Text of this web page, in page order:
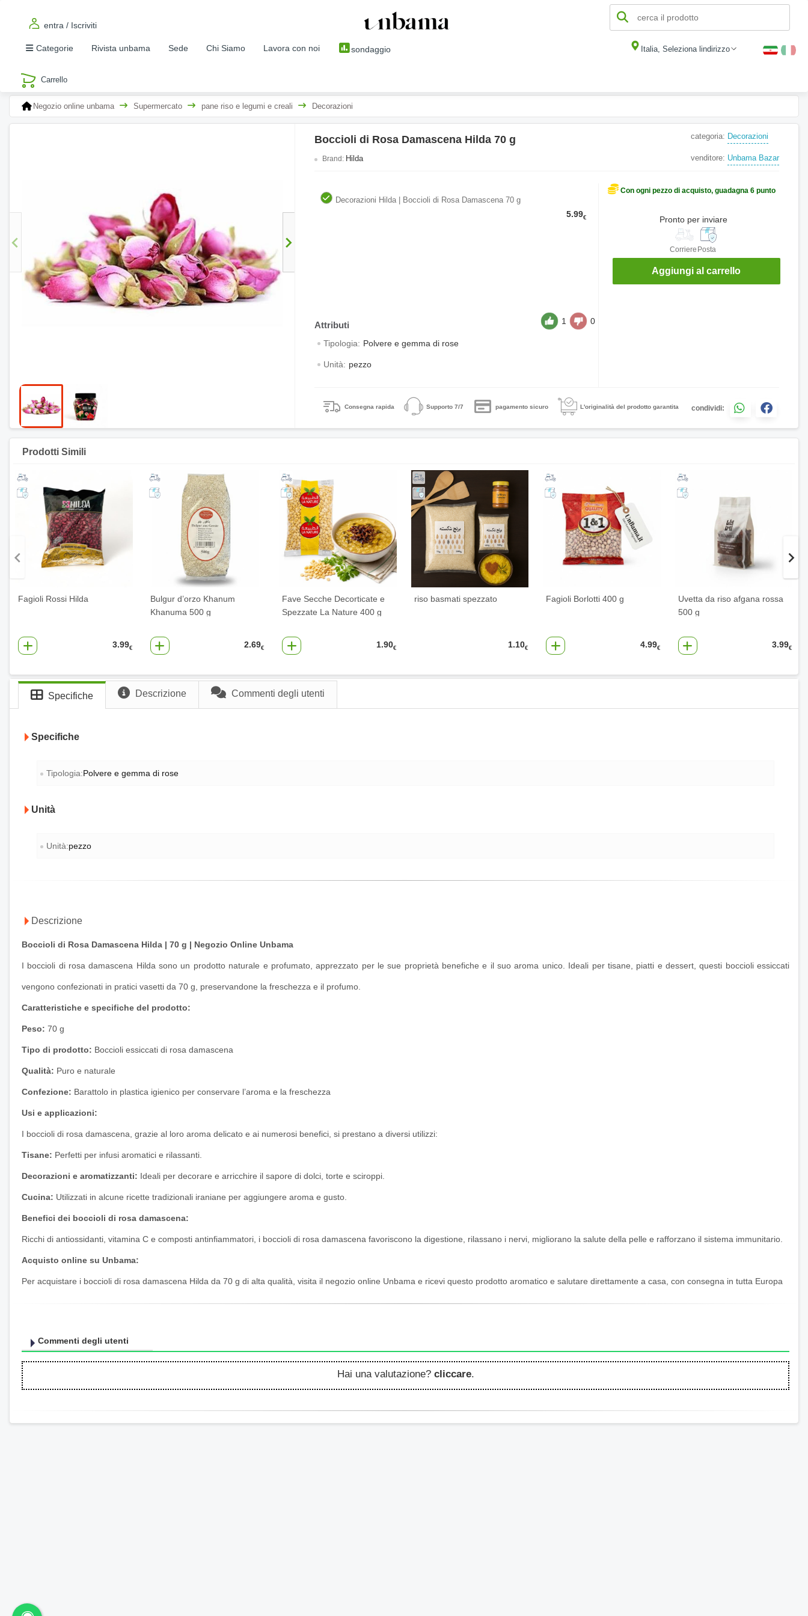
entra / Iscriviti
Categorie Rivista unbama Sede Chi Siamo Lavora con noi sondaggio Italia, Seleziona lindirizzo
Negozio online unbama Supermercato pane riso e legumi e creali Decorazioni
Boccioli di Rosa Damascena Hilda 70 g
Brand: Hilda
categoria: Decorazioni
venditore: Unbama Bazar
Decorazioni Hilda | Boccioli di Rosa Damascena 70 g
5.99€
Tipologia: Polvere e gemma di rose
Unità: pezzo
1 0
Con ogni pezzo di acquisto, guadagna 6 punto
Pronto per inviare
Corriere Posta
Aggiungi al carrello
Consegna rapida Supporto 7/7 pagamento sicuro L'originalità del prodotto garantita condividi:
Prodotti Simili
Fagioli Rossi Hilda
3.99€
Bulgur d’orzo Khanum
Khanuma 500 g
2.69€
Fave Secche Decorticate e
Spezzate La Nature 400 g
1.90€
riso basmati spezzato
1.10€
Fagioli Borlotti 400 g
4.99€
Uvetta da riso afgana rossa
500 g
3.99€
Specifiche Descrizione Commenti degli utenti
Specifiche
Tipologia:Polvere e gemma di rose
Unità
Unità:pezzo
Descrizione
Boccioli di Rosa Damascena Hilda | 70 g | Negozio Online Unbama
I boccioli di rosa damascena Hilda sono un prodotto naturale e profumato, apprezzato per le sue proprietà benefiche e il suo aroma unico. Ideali per tisane, piatti e dessert, questi boccioli essiccati
vengono confezionati in pratici vasetti da 70 g, preservandone la freschezza e il profumo.
Caratteristiche e specifiche del prodotto:
Peso: 70 g
Tipo di prodotto: Boccioli essiccati di rosa damascena
Qualità: Puro e naturale
Confezione: Barattolo in plastica igienico per conservare l’aroma e la freschezza
Usi e applicazioni:
I boccioli di rosa damascena, grazie al loro aroma delicato e ai numerosi benefici, si prestano a diversi utilizzi:
Tisane: Perfetti per infusi aromatici e rilassanti.
Decorazioni e aromatizzanti: Ideali per decorare e arricchire il sapore di dolci, torte e sciroppi.
Cucina: Utilizzati in alcune ricette tradizionali iraniane per aggiungere aroma e gusto.
Benefici dei boccioli di rosa damascena:
Ricchi di antiossidanti, vitamina C e composti antinfiammatori, i boccioli di rosa damascena favoriscono la digestione, rilassano i nervi, migliorano la salute della pelle e rafforzano il sistema immunitario.
Acquisto online su Unbama:
Per acquistare i boccioli di rosa damascena Hilda da 70 g di alta qualità, visita il negozio online Unbama e ricevi questo prodotto aromatico e salutare direttamente a casa, con consegna in tutta Europa
Commenti degli utenti
Hai una valutazione? cliccare.